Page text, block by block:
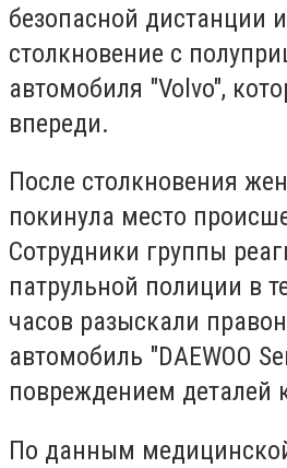
безопасной дистанции
столкновение с
автомобиля "Volvo",
впереди.
После столкновения
покинула место
Сотрудники группы
патрульной полиции в
часов разыскали
автомобиль "DAEWOO
повреждением деталей
По данным